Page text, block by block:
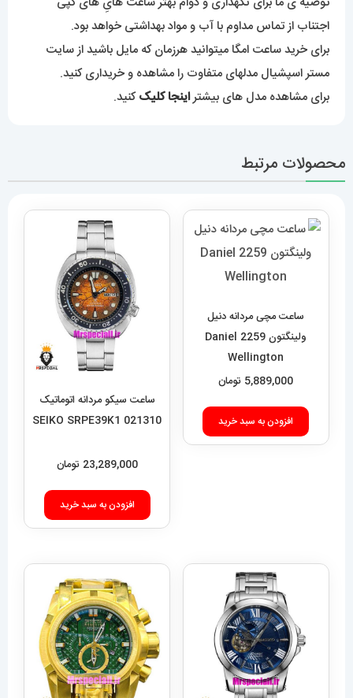
اجتناب از تماس مداوم با آب و مواد بهداشتی خواهد بود.
برای خرید ساعت امگا میتوانید هرزمان که مایل باشید از سایت
مستر اسپشیال مدلهای متفاوت را مشاهده و خریداری کنید.
برای مشاهده مدل های بیشتراینجا کلیککنید.
محصولات مرتبط
ساعت مچی مردانه دنیل
ولینگتون 2259 Daniel
Wellington
5,889,000 تومان
افزودن به سبد خرید
ساعت سیکو مردانه اتوماتیک
021310 SEIKO SRPE39K1
23,289,000 تومان
افزودن به سبد خرید